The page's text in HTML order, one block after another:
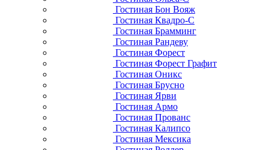
Гостиная Бон Вояж
Гостиная Квадро-С
Гостиная Брамминг
Гостиная Рандеву
Гостиная Форест
Гостиная Форест Графит
Гостиная Оникс
Гостиная Брусно
Гостиная Ярви
Гостиная Армо
Гостиная Прованс
Гостиная Калипсо
Гостиная Мексика